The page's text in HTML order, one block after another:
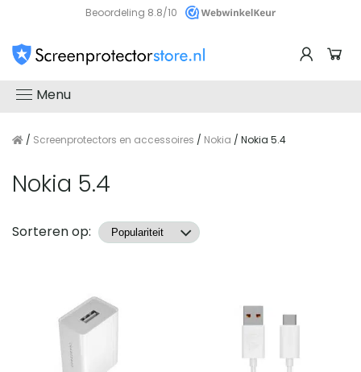
Beoordeling 8.8/10
Menu
/ Screenprotectors en accessoires / Nokia / Nokia 5.4
Nokia 5.4
Producten
Sorteren op: